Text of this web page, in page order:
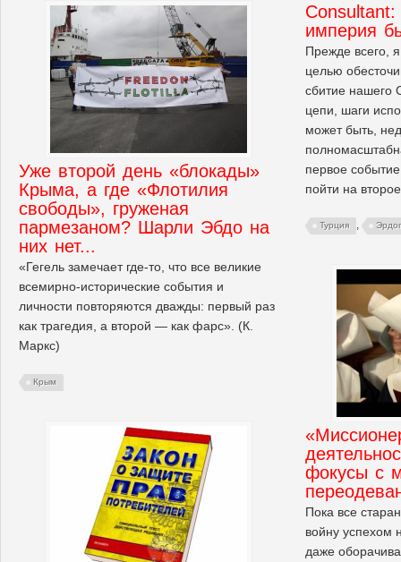
империя
Прежде всего,
целью
сбитие нашего
цепи, шаги
может быть,
первое
пойти на
Турция ,
Уже второй день «блокады»
Крыма, а где «Флотилия
свободы», груженая
пармезаном? Шарли Эбдо на
них нет...
«Гегель замечает где-то, что все великие
всемирно-исторические события и
личности повторяются дважды: первый раз
как трагедия, а второй — как фарс». (К.
Маркс)
Крым
фокусы с
Пока все
войну успехом
даже